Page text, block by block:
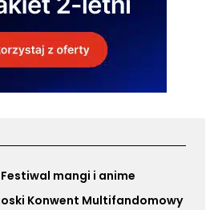
mangi i anime
Konwent Multifandomowy